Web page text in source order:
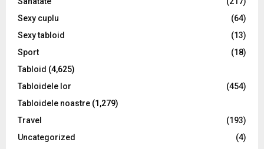
Sexy cuplu
(64)
Sexy tabloid
(13)
Sport
(18)
Tabloid (4,625)
Tabloidele lor
(454)
Tabloidele noastre (1,279)
Travel
(193)
Uncategorized
(4)